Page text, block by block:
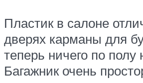
Пластик в салоне
дверях карманы для
теперь ничего по полу
Багажник очень